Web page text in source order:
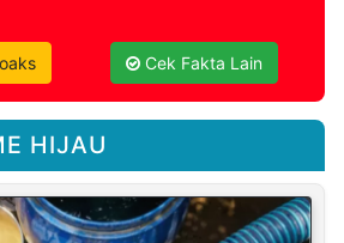
Cek Fakta Lain
HIJAU